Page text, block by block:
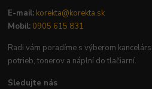
E-mail: korekta@korekta.sk
Mobil: 0905 615 831
Radi vám poradíme s výberom
potrieb, tonerov a náplní do tlačiarní.
Sledujte nás